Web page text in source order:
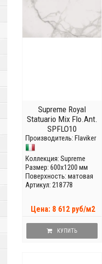
Supreme Royal
Statuario Mix Flo.Ant.
SPFLO10
Производитель: Flaviker
Коллекция: Supreme
Размер: 600x1200 мм
Поверхность: матовая
Артикул: 218778
Цена: 8 612 руб/м2
КУПИТЬ